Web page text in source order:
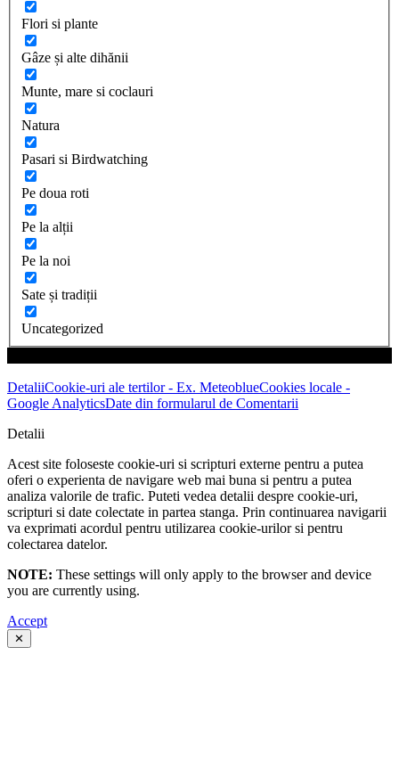
Flori si plante
Gâze și alte dihănii
Munte, mare si coclauri
Natura
Pasari si Birdwatching
Pe doua roti
Pe la alții
Pe la noi
Sate și tradiții
Uncategorized
DetaliiCookie-uri ale tertilor - Ex. MeteoblueCookies locale -
Google AnalyticsDate din formularul de Comentarii
Detalii
Acest site foloseste cookie-uri si scripturi externe pentru a putea
oferi o experienta de navigare web mai buna si pentru a putea
analiza valorile de trafic. Puteti vedea detalii despre cookie-uri,
scripturi si date colectate in partea stanga. Prin continuarea navigarii
va exprimati acordul pentru utilizarea cookie-urilor si pentru
colectarea datelor.
NOTE: These settings will only apply to the browser and device
you are currently using.
Accept
✕